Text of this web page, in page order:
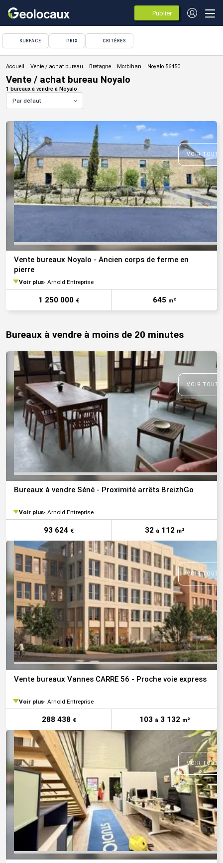
Publier
des
annonces
SURFACE PRIX CRITÈRES
Vente / achat bureau
Vente / achat bureau Noyalo
1 bureaux à vendre à Noyalo
Par défaut
VOIR
Vente bureaux Noyalo - Ancien corps de ferme en
pierre
Voir plus Arnold Entreprise
1 250 000 € 645 m²
Bureaux à vendre à moins de 20 minutes
VOIR
Bureaux à vendre Séné - Proximité arrêts BreizhGo
Voir plus Arnold Entreprise
93 624 € 32 à112 m²
VOIR
Vente bureaux Vannes CARRE 56 - Proche voie express
Voir plus Arnold Entreprise
288 438 € 103 à3 132 m²
VOIR